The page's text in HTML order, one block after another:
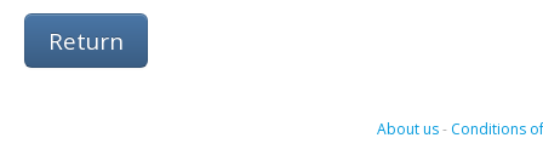
Return
About us- Conditions